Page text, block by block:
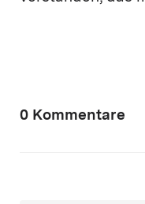
0 Kommentare